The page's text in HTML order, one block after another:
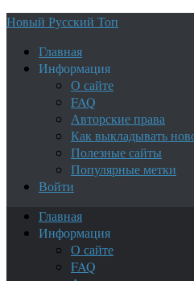
Новый Русский Топ
Главная
Информация
О сайте
FAQ
Авторские права
Как выкладывать
Полезные сайты
Популярные метки
Войти
Главная
Информация
О сайте
FAQ